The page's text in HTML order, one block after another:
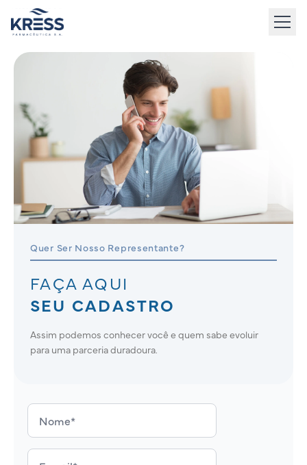
content
Quer Ser Nosso Representante?
FAÇA AQUI
SEU CADASTRO
Assim podemos conhecer você e quem sabe evoluir
para uma parceria duradoura.